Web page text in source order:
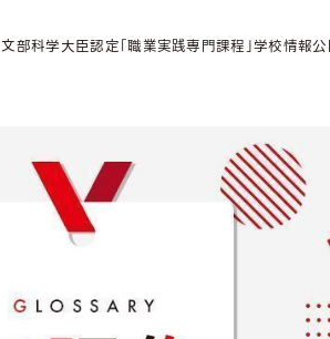
文部科学大臣認定「職業実践専門課程」学校情報